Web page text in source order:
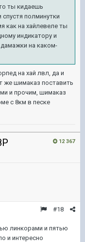
ты кидаешь
полминутки
как на хайлевеле ты
индикатору и
дамажки на каком-
на хай лвл, да и
же шимаказ поставить
и прочим, шимаказ
с 8км в песке
12 367
#18
линкорами и пятью
и интересно